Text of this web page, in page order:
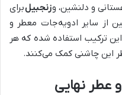
و دلنشین، وزنجبیلبرای
از سایر ادویه‌جات معطر و
این ترکیب استفاده شده که هر
این چاشنی کمک می‌کنند.
عطر نهایی